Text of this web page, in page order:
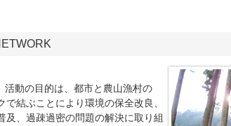
活動の目的は、都市と農山漁村の
で結ぶことにより環境の保全改良、
及、過疎過密の問題の解決に取り組